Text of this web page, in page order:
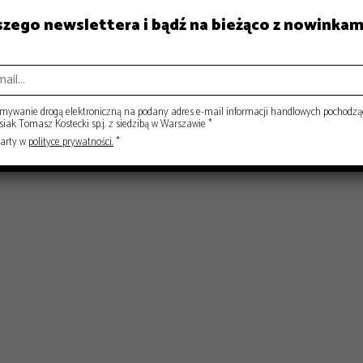
RYNEK
newslettera i bądź na bieżąco z
drogą elektroniczną na podany adres e-mail informacji handlowych
Tomasz Kostecki sp.j. z siedzibą w Warszawie *
wpolityce prywatności.*